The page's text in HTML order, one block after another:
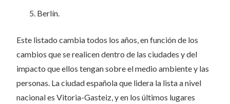
Berlín.
Este listado cambia todos los años, en función de los
cambios que se realicen dentro de las ciudades y del
impacto que ellos tengan sobre el medio ambiente y las
personas. La ciudad española que lidera la lista a nivel
nacional es Vitoria-Gasteiz, y en los últimos lugares